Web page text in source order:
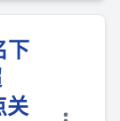
下
关